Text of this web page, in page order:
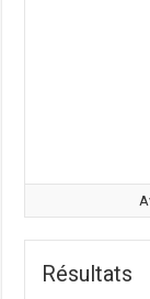
Résultats